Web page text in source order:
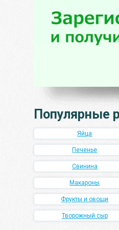
Популярные
Яйца
Печенье
Свинина
Макароны
Фрукты и овощи
Творожный сыр